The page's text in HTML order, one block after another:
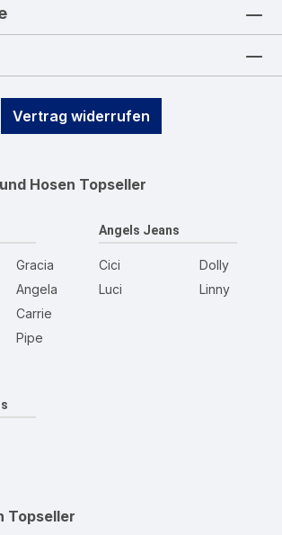
Vertrag widerrufen
Hosen Topseller
Gracia
Angela
Carrie
Pipe
Angels Jeans
Cici
Luci
Dolly
Linny
Topseller